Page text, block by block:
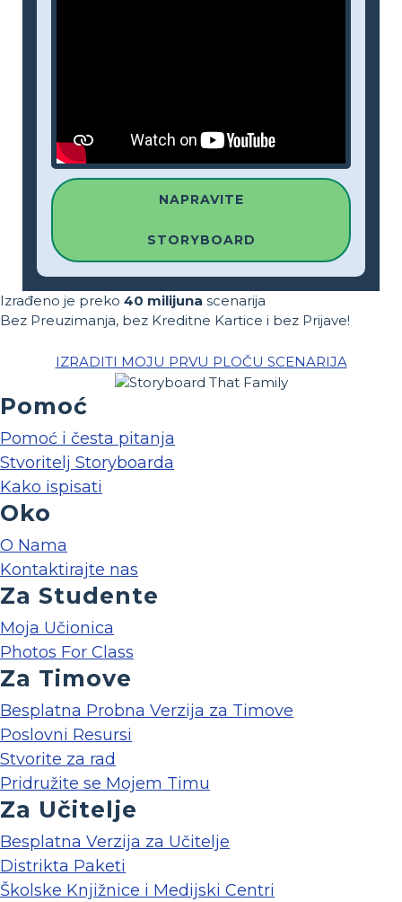
NAPRAVITE
STORYBOARD
Izrađeno je preko 40 milijuna scenarija
Bez Preuzimanja, bez Kreditne Kartice i bez Prijave!
IZRADITI MOJU PRVU PLOČU SCENARIJA
Pomoć
Pomoć i česta pitanja
Stvoritelj Storyboarda
Kako ispisati
Oko
O Nama
Kontaktirajte nas
Za Studente
Moja Učionica
Photos For Class
Za Timove
Besplatna Probna Verzija za Timove
Poslovni Resursi
Stvorite za rad
Pridružite se Mojem Timu
Za Učitelje
Besplatna Verzija za Učitelje
Distrikta Paketi
Školske Knjižnice i Medijski Centri